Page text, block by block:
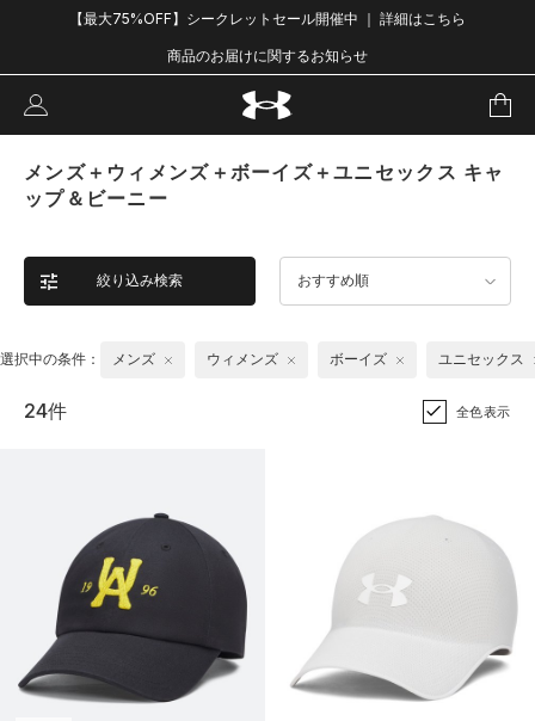
【最大75%OFF】シークレットセール開催中 ｜ 詳細はこちら
商品のお届けに関するお知らせ
メンズ＋ウィメンズ＋ボーイズ＋ユニセックス キャ
ップ＆ビーニー
絞り込み検索 おすすめ順
選択中の条件： メンズ ウィメンズ ボーイズ ユニセックス
24件 全色表示